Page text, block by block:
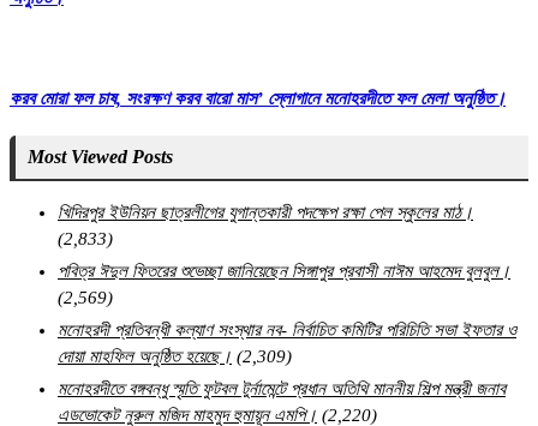
করব মোরা ফল চাষ, সংরক্ষণ করব বারো মাস’ স্লোগানে মনোহরদীতে ফল মেলা অনুষ্ঠিত।
Most Viewed Posts
খিদিরপুর ইউনিয়ন ছাত্রলীগের যুগান্তকারী পদক্ষেপ রক্ষা পেল স্কুলের মাঠ।
(2,833)
পবিত্র ঈদুল ফিতরের শুভেচ্ছা জানিয়েছেন সিঙ্গাপুর প্রবাসী নাঈম আহমেদ বুলবুল।
(2,569)
মনোহরদী প্রতিবন্ধী কল্যাণ সংস্থার নব- নির্বাচিত কমিটির পরিচিতি সভা ইফতার ও
দোয়া মাহফিল অনুষ্ঠিত হয়েছে। (2,309)
মনোহরদীতে বঙ্গবন্ধু স্মৃতি ফুটবল টুর্নামেন্টে প্রধান অতিথি মাননীয় শিল্প মন্ত্রী জনাব
এডভোকেট নুরুল মজিদ মাহমুদ হুমায়ূন এমপি। (2,220)